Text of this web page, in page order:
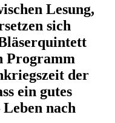
Lesung,
sich
Programm
der
ein gutes
nach